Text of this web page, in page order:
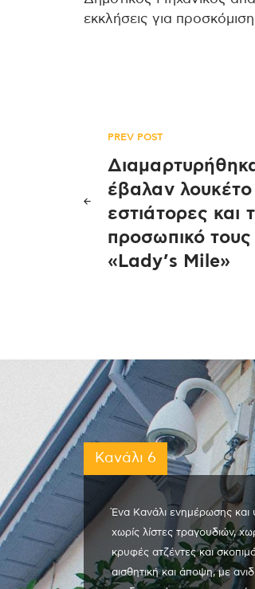
εκκλήσεις για
PREV POST
έβαλαν λουκέτο
εστιάτορες και
προσωπικό
«Lady’s Mile»
Κανάλι 6
Ένα Κανάλι ενημέρωσης και
χωρίς λίστες τραγουδιών,
κρυφές ατζέντες και
αισθητική και άποψη, με